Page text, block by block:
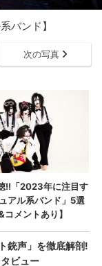
バンド】
次の写真